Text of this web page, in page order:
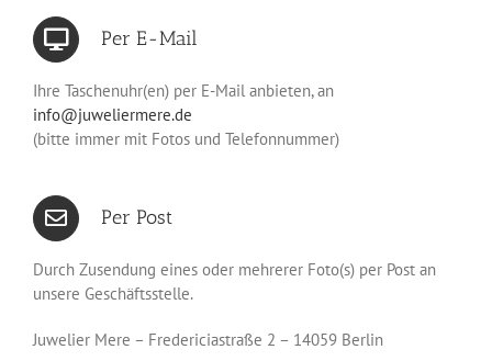
Per E-Mail
Ihre Taschenuhr(en) per E-Mail anbieten, an
info@juweliermere.de
(bitte immer mit Fotos und Telefonnummer)
Per Post
Durch Zusendung eines oder mehrerer Foto(s) per Post an
unsere Geschäftsstelle.
Juwelier Mere – Fredericiastraße 2 – 14059 Berlin